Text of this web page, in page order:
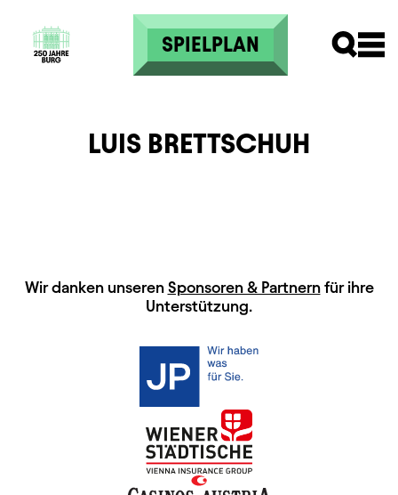
Direkt zum Inhalt
SPIELPLAN
LUIS BRETTSCHUH
HAUPTSPONSOREN
Wir danken unseren Sponsoren & Partnernfür ihre
Unterstützung.